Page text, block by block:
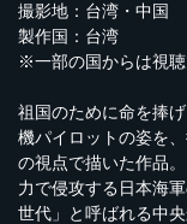
撮影地：台湾・中国
製作国：台湾
※一部の国からは視
祖国のために命を捧
機パイロットの姿を
の視点で描いた作品
力で侵攻する日本海
世代」と呼ばれる中